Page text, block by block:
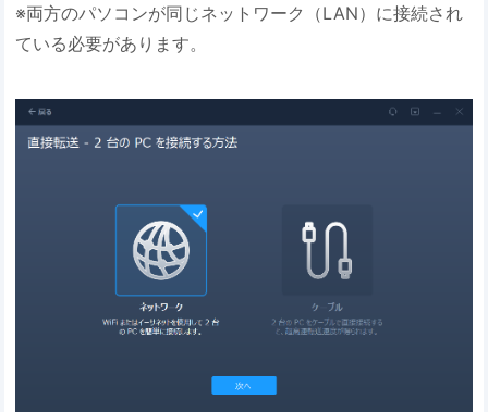
※両方のパソコンが同じネットワーク（LAN）に接続され
ている必要があります。